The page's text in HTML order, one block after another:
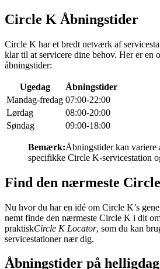
Circle K Åbningstider
Circle K har et bredt netværk af
klar til at servicere dine behov. Her er en
åbningstider:
Ugedag
Åbningstider
Mandag-fredag 07:00-22:00
Lørdag
08:00-20:00
Søndag
09:00-18:00
Bemærk:Åbningstider kan
specifikke Circle K-servicestation
Find den nærmeste
Nu hvor du har en idé om Circle K’s
nemt finde den nærmeste Circle K i dit
praktiskCircle K Locator, som du kan
servicestationer nær dig.
Åbningstider på